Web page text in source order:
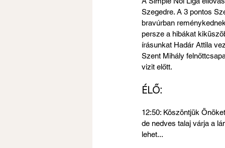
Szegedre. A 3 pontos
bravúrban
persze a hibákat
írásunkat Hadár Attila
Szent Mihály
vizit előtt.
ÉLŐ:
12:50: Köszöntjük
de nedves talaj várja a
lehet...